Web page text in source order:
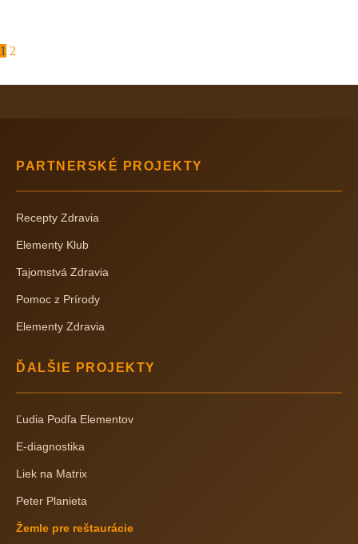
1 2
PARTNERSKÉ PROJEKTY
Recepty Zdravia
Elementy Klub
Tajomstvá Zdravia
Pomoc z Prírody
Elementy Zdravia
ĎALŠIE PROJEKTY
Ľudia Podľa Elementov
E-diagnostika
Liek na Matrix
Peter Planieta
Žemle pre reštaurácie